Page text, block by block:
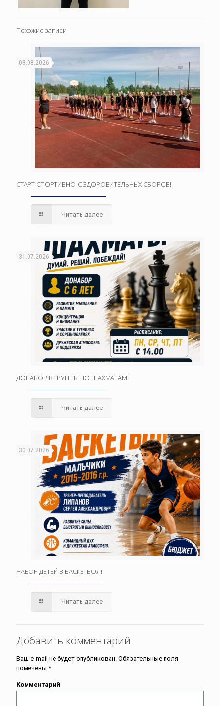
Похожие записи
03.08.2026
СТАРТ СПОРТИВНО-ОЗДОРОВИТЕЛЬНЫХ СБОРОВ!
Читать далее
31.07.2026
ДОНАБОР В ГРУППЫ ПО ШАХМАТАМ!
Читать далее
30.07.2026
НАБОР ДЕТЕЙ В БАСКЕТБОЛ!
Читать далее
Добавить комментарий
Ваш e-mail не будет опубликован. Обязательные поля
помечены *
Комментарий